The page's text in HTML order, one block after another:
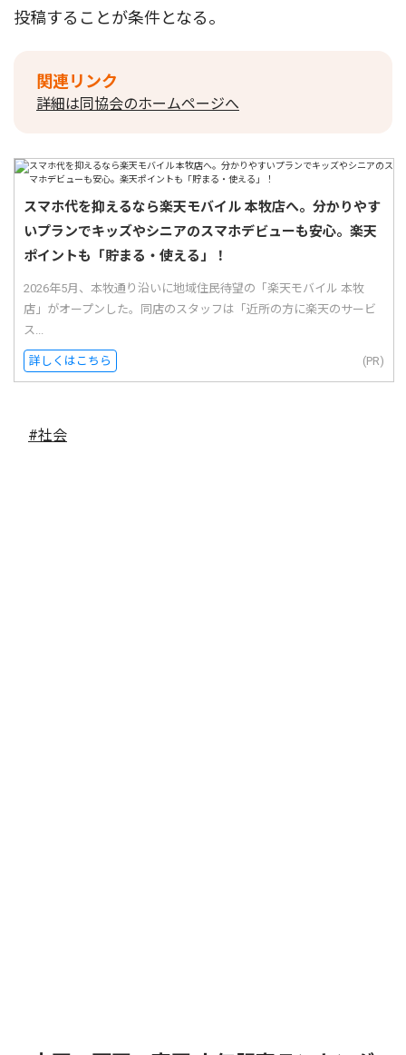
投稿することが条件となる。
関連リンク
詳細は同協会のホームページへ
スマホ代を抑えるなら楽天モバイル 本牧店へ。分かりやす
いプランでキッズやシニアのスマホデビューも安心。楽天
ポイントも「貯まる・使える」！
2026年5月、本牧通り沿いに地域住民待望の「楽天モバイル 本牧
店」がオープンした。同店のスタッフは「近所の方に楽天のサービ
ス...
詳しくはこちら (PR)
#社会